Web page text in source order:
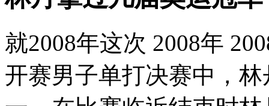
就2008年这次 2008年
开赛男子单打决赛中，